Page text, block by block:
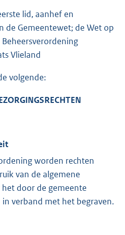
lid, aanhef en
de Gemeentewet; de Wet op
Vlieland
volgende:
worden rechten
van de algemene
door de gemeente
verband met het begraven.